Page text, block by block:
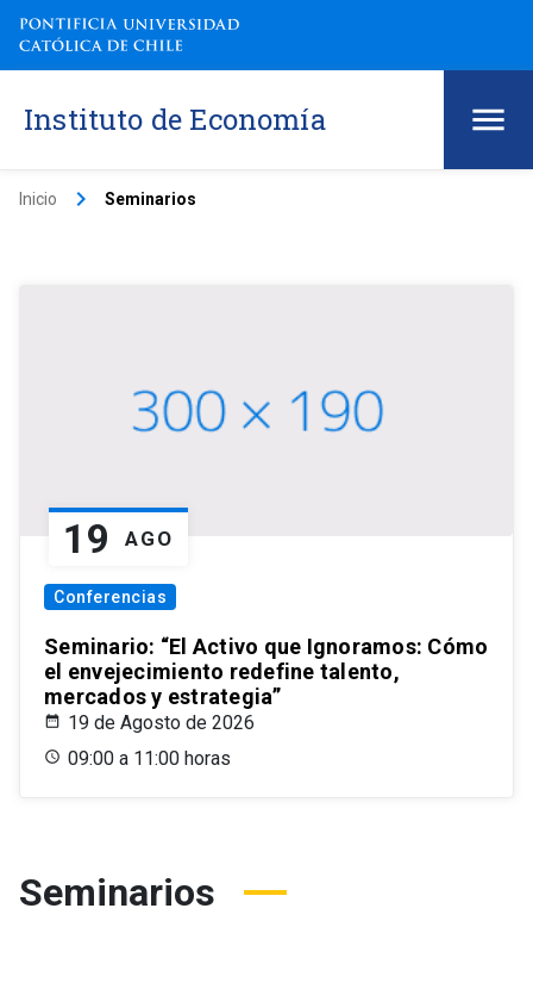
Instituto de Economía
Inicio keyboard_arrow_right Seminarios
19 AGO
Conferencias
Seminario: “El Activo que Ignoramos: Cómo
el envejecimiento redefine talento,
mercados y estrategia”
19 de Agosto de 2026
09:00 a 11:00 horas
Seminarios